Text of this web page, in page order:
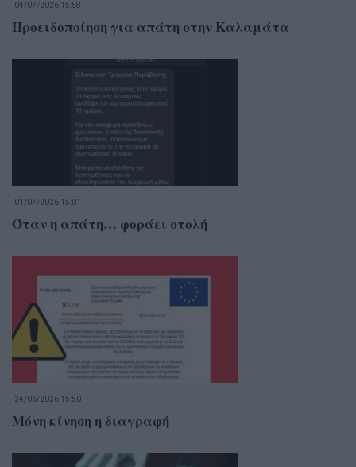
04/07/2026 15:58
Προειδοποίηση για απάτη στην Καλαμάτα
01/07/2026 15:01
Όταν η απάτη… φοράει στολή
24/06/2026 15:50
Μόνη κίνηση η διαγραφή